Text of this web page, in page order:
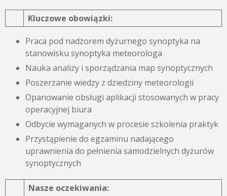
Kluczowe obowiązki:
Praca pod nadzorem dyżurnego synoptyka na
stanowisku synoptyka meteorologa
Nauka analizy i sporządzania map synoptycznych
Poszerzanie wiedzy z dziedziny meteorologii
Opanowanie obsługi aplikacji stosowanych w pracy
operacyjnej biura
Odbycie wymaganych w procesie szkolenia praktyk
Przystąpienie do egzaminu nadającego
uprawnienia do pełnienia samodzielnych dyżurów
synoptycznych
Nasze oczekiwania: